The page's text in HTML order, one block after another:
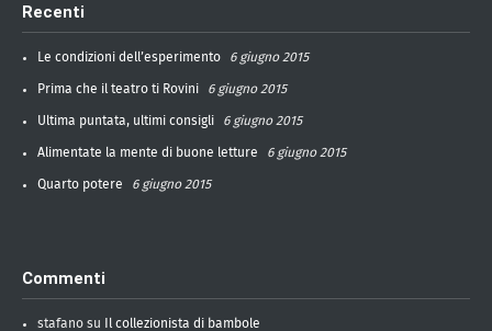
Recenti
Le condizioni dell’esperimento 6 giugno 2015
Prima che il teatro ti Rovini 6 giugno 2015
Ultima puntata, ultimi consigli 6 giugno 2015
Alimentate la mente di buone letture 6 giugno 2015
Quarto potere 6 giugno 2015
Commenti
stafano su Il collezionista di bambole